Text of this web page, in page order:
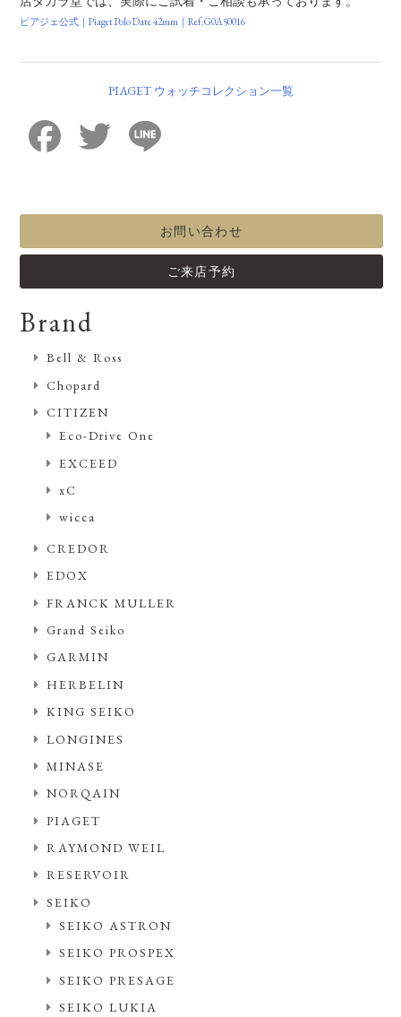
ピアジェ公式｜Piaget Polo Date 42mm｜Ref.G0A50016
PIAGET ウォッチコレクション一覧
Facebook Twitter
お問い合わせ
ご来店予約
Brand
Bell & Ross
Chopard
CITIZEN
Eco-Drive One
EXCEED
xC
wicca
CREDOR
EDOX
FRANCK MULLER
Grand Seiko
GARMIN
HERBELIN
KING SEIKO
LONGINES
MINASE
NORQAIN
PIAGET
RAYMOND WEIL
RESERVOIR
SEIKO
SEIKO ASTRON
SEIKO PROSPEX
SEIKO PRESAGE
SEIKO LUKIA